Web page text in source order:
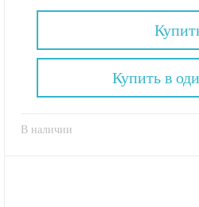
В наличии
Купить в